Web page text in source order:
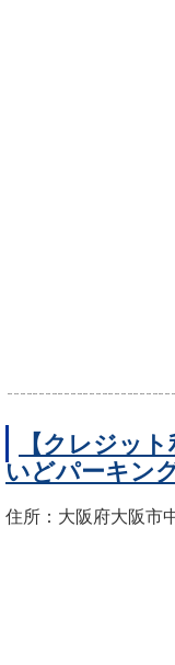
【クレジッ
いどパーキン
住所：大阪府大阪市